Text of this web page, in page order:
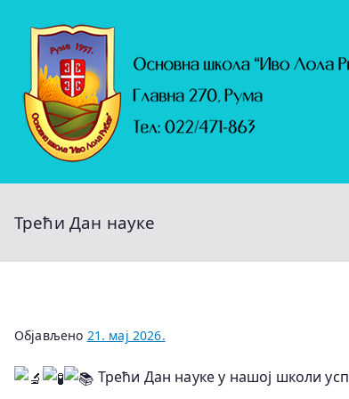
садржај
Трећи Дан науке
Објављено 21. мај 2026.
Трећи Дан науке у нашој школи